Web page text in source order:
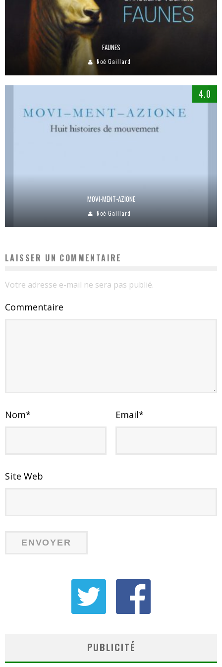
FAUNES
Noé Gaillard
4.0
MOVI-MENT-AZIONE
Noé Gaillard
LAISSER UN COMMENTAIRE
Votre adresse e-mail ne sera pas publié.
Commentaire
Nom* Email*
Site Web
PUBLICITÉ